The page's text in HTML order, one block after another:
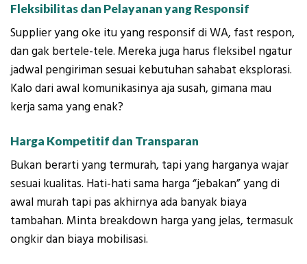
Fleksibilitas dan Pelayanan yang Responsif
Supplier yang oke itu yang responsif di WA, fast respon,
dan gak bertele-tele. Mereka juga harus fleksibel ngatur
jadwal pengiriman sesuai kebutuhan sahabat eksplorasi.
Kalo dari awal komunikasinya aja susah, gimana mau
kerja sama yang enak?
Harga Kompetitif dan Transparan
Bukan berarti yang termurah, tapi yang harganya wajar
sesuai kualitas. Hati-hati sama harga “jebakan” yang di
awal murah tapi pas akhirnya ada banyak biaya
tambahan. Minta breakdown harga yang jelas, termasuk
ongkir dan biaya mobilisasi.